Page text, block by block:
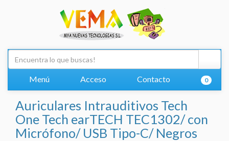
Menú Acceso Contacto 0
Auriculares Intrauditivos Tech
One Tech earTECH TEC1302/ con
Micrófono/ USB Tipo-C/ Negros